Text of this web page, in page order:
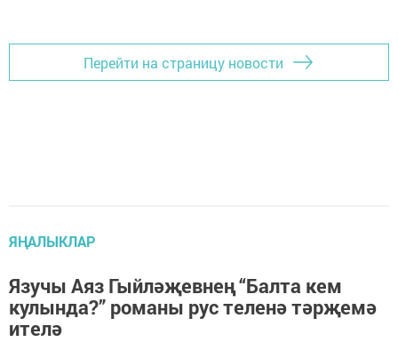
Перейти на страницу новости
ЯҢАЛЫКЛАР
Язучы Аяз Гыйләҗевнең “Балта кем
кулында?” романы рус теленә тәрҗемә
ителә